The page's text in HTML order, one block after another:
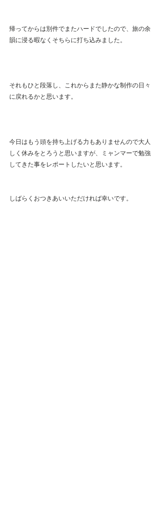
帰ってからは別件でまたハードでしたので、旅の余
韻に浸る暇なくそちらに打ち込みました。
それもひと段落し、これからまた静かな制作の日々
に戻れるかと思います。
今日はもう頭を持ち上げる力もありませんので大人
しく休みをとろうと思いますが、ミャンマーで勉強
してきた事をレポートしたいと思います。
しばらくおつきあいいただければ幸いです。